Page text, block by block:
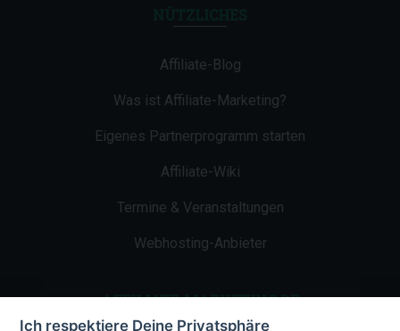
Affiliate-Blog
Was ist Affiliate-Marketing?
Eigenes Partnerprogramm starten
Affiliate-Wiki
Termine & Veranstaltungen
Webhosting-Anbieter
AFFILIATE-MARKETING.DE
Ich respektiere Deine Privatsphäre